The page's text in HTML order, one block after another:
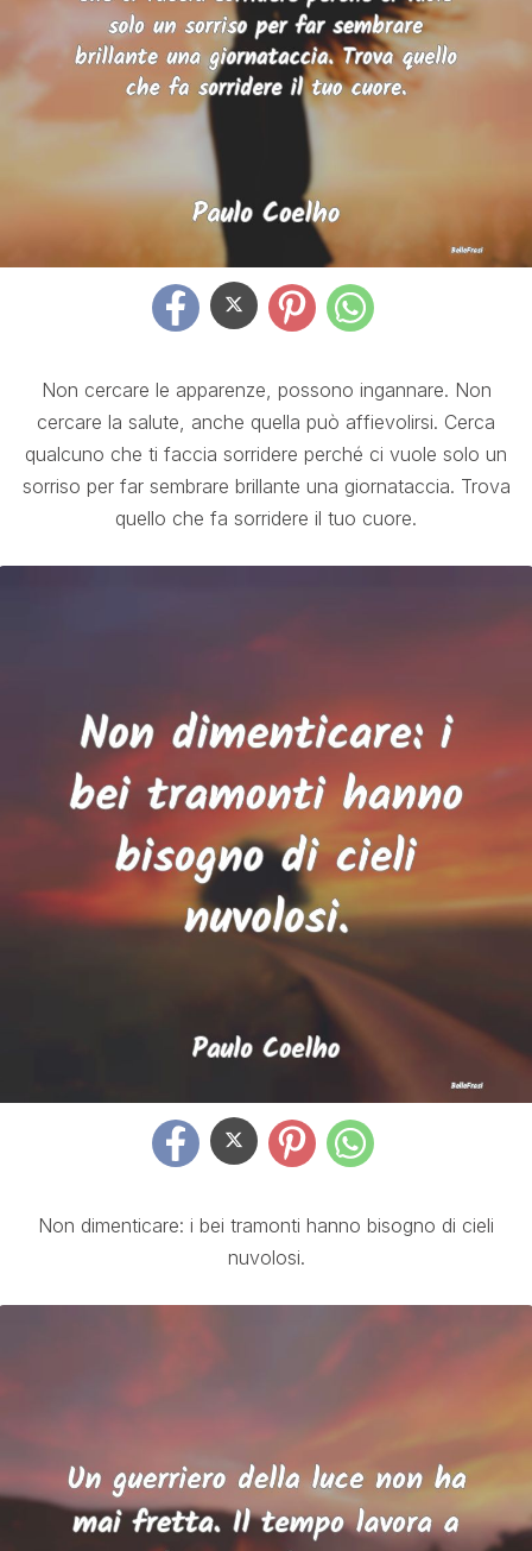
Non cercare le apparenze, possono ingannare. Non
cercare la salute, anche quella può affievolirsi. Cerca
qualcuno che ti faccia sorridere perché ci vuole solo un
sorriso per far sembrare brillante una giornataccia. Trova
quello che fa sorridere il tuo cuore.
Non dimenticare: i bei tramonti hanno bisogno di cieli
nuvolosi.